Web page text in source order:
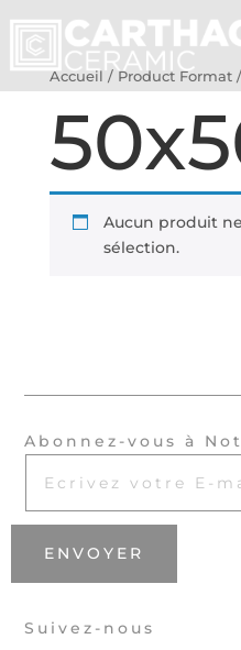
Accueil / Product Format
Aucun produit
sélection.
Abonnez-vous à
ENVOYER
Suivez-nous